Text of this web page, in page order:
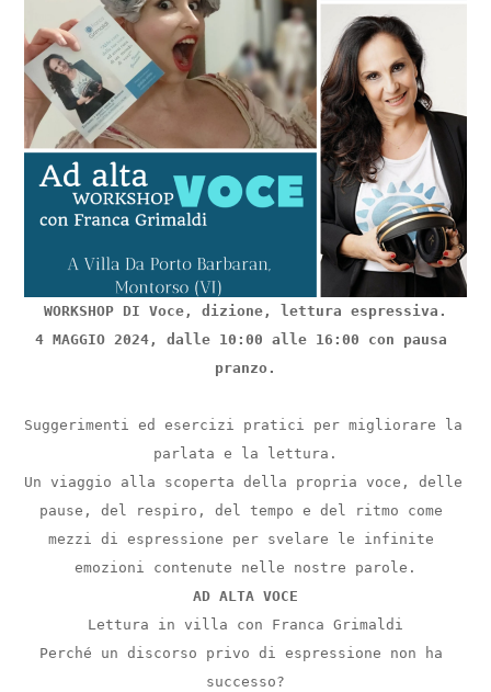
WORKSHOP DI Voce, dizione, lettura espressiva.
4 MAGGIO 2024, dalle 10:00 alle 16:00 con pausa
pranzo.
Suggerimenti ed esercizi pratici per migliorare la
parlata e la lettura.
Un viaggio alla scoperta della propria voce, delle
pause, del respiro, del tempo e del ritmo come
mezzi di espressione per svelare le infinite
emozioni contenute nelle nostre parole.
AD ALTA VOCE
Lettura in villa con Franca Grimaldi
Perché un discorso privo di espressione non ha
successo?